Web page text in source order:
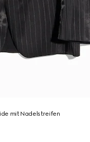
mit Nadelstreifen